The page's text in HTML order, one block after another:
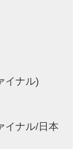
イナル)
イナル/日本